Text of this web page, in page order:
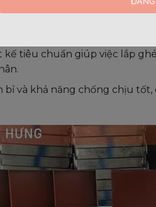
chịu được tải trọng nặng
tiêu chuẩn giúp việc lắp
bỉ và khả năng chống chịu